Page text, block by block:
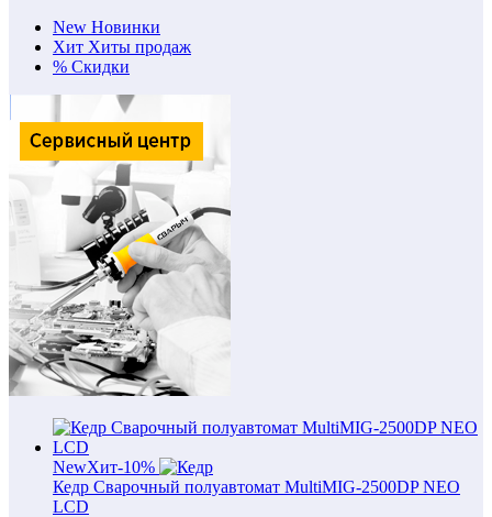
New Новинки
Хит Хиты продаж
% Скидки
NewХит-10%
Кедр Сварочный полуавтомат MultiMIG-2500DP NEO
LCD